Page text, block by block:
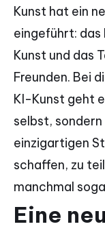
Kunst hat ein
eingeführt:
Kunst und das
Freunden. Bei
KI-Kunst geht
selbst, sondern
einzigartigen
schaffen, zu
manchmal
Eine